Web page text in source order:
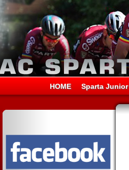
HOME Sparta Junior